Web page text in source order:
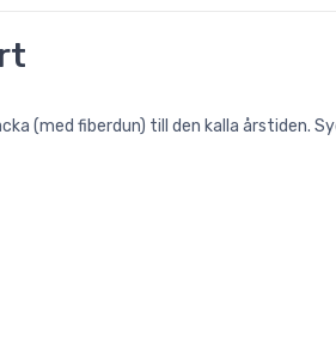
(med fiberdun) till den kalla årstiden.